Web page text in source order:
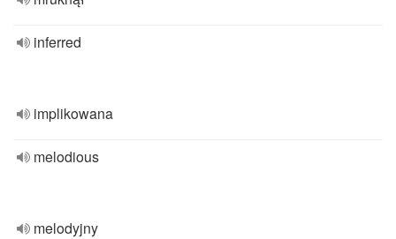
inferred
implikowana
melodious
melodyjny